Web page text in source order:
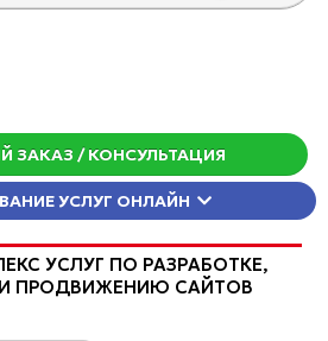
ЗАКАЗ / КОНСУЛЬТАЦИЯ
УСЛУГ ОНЛАЙН
УСЛУГ ПО РАЗРАБОТКЕ,
ПРОДВИЖЕНИЮ САЙТОВ